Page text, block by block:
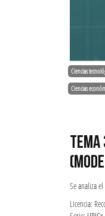
Ciencias
Ciencias
TEMA
Se analiza
Licencia: